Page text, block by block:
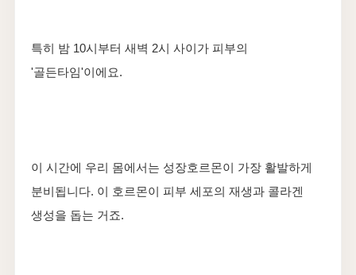
특히 밤 10시부터 새벽 2시 사이가 피부의
'골든타임'이에요.
이 시간에 우리 몸에서는 성장호르몬이 가장 활발하게
분비됩니다. 이 호르몬이 피부 세포의 재생과 콜라겐
생성을 돕는 거죠.